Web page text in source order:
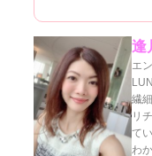
逢
エ
繊
リ
て
わ